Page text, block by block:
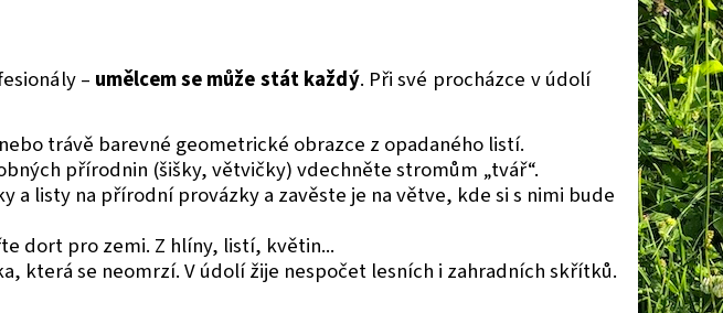
– umělcem se může stát každý. Při své procházce v údolí
trávě barevné geometrické obrazce z opadaného listí.
přírodnin (šišky, větvičky) vdechněte stromům „tvář“.
a listy na přírodní provázky a zavěste je na větve, kde si s nimi bude
dort pro zemi. Z hlíny, listí, květin...
která se neomrzí. V údolí žije nespočet lesních i zahradních skřítků.